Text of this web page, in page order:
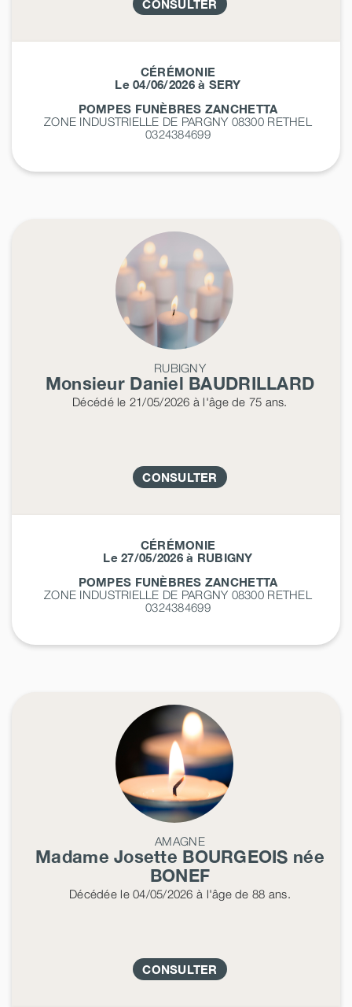
CONSULTER
CÉRÉMONIE
Le 04/06/2026 à SERY
POMPES FUNÈBRES ZANCHETTA
ZONE INDUSTRIELLE DE PARGNY 08300 RETHEL
0324384699
RUBIGNY
Monsieur Daniel BAUDRILLARD
Décédéle 21/05/2026 à l'âge de 75 ans.
CONSULTER
CÉRÉMONIE
Le 27/05/2026 à RUBIGNY
POMPES FUNÈBRES ZANCHETTA
ZONE INDUSTRIELLE DE PARGNY 08300 RETHEL
0324384699
AMAGNE
Madame Josette BOURGEOIS née
BONEF
Décédéele 04/05/2026 à l'âge de 88 ans.
CONSULTER